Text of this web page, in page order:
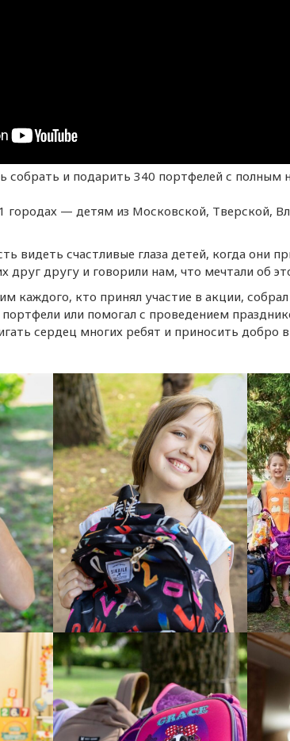
собрать и подарить 340 портфелей с полным
городах — детям из Московской, Тверской,
видеть счастливые глаза детей, когда они
друг другу и говорили нам, что мечтали об
каждого, кто принял участие в акции,
или помогал с проведением
сердец многих ребят и приносить добро в